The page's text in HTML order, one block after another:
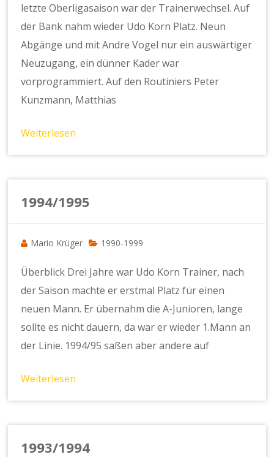
letzte Oberligasaison war der Trainerwechsel. Auf
der Bank nahm wieder Udo Korn Platz. Neun
Abgänge und mit Andre Vogel nur ein auswärtiger
Neuzugang, ein dünner Kader war
vorprogrammiert. Auf den Routiniers Peter
Kunzmann, Matthias
Weiterlesen
1994/1995
Mario Krüger 1990-1999
Überblick Drei Jahre war Udo Korn Trainer, nach
der Saison machte er erstmal Platz für einen
neuen Mann. Er übernahm die A-Junioren, lange
sollte es nicht dauern, da war er wieder 1.Mann an
der Linie. 1994/95 saßen aber andere auf
Weiterlesen
1993/1994